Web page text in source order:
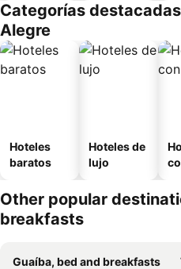
Categorías
Alegre
Hoteles
baratos
Hoteles de
lujo
Other popular
breakfasts
Guaíba, bed and breakfasts